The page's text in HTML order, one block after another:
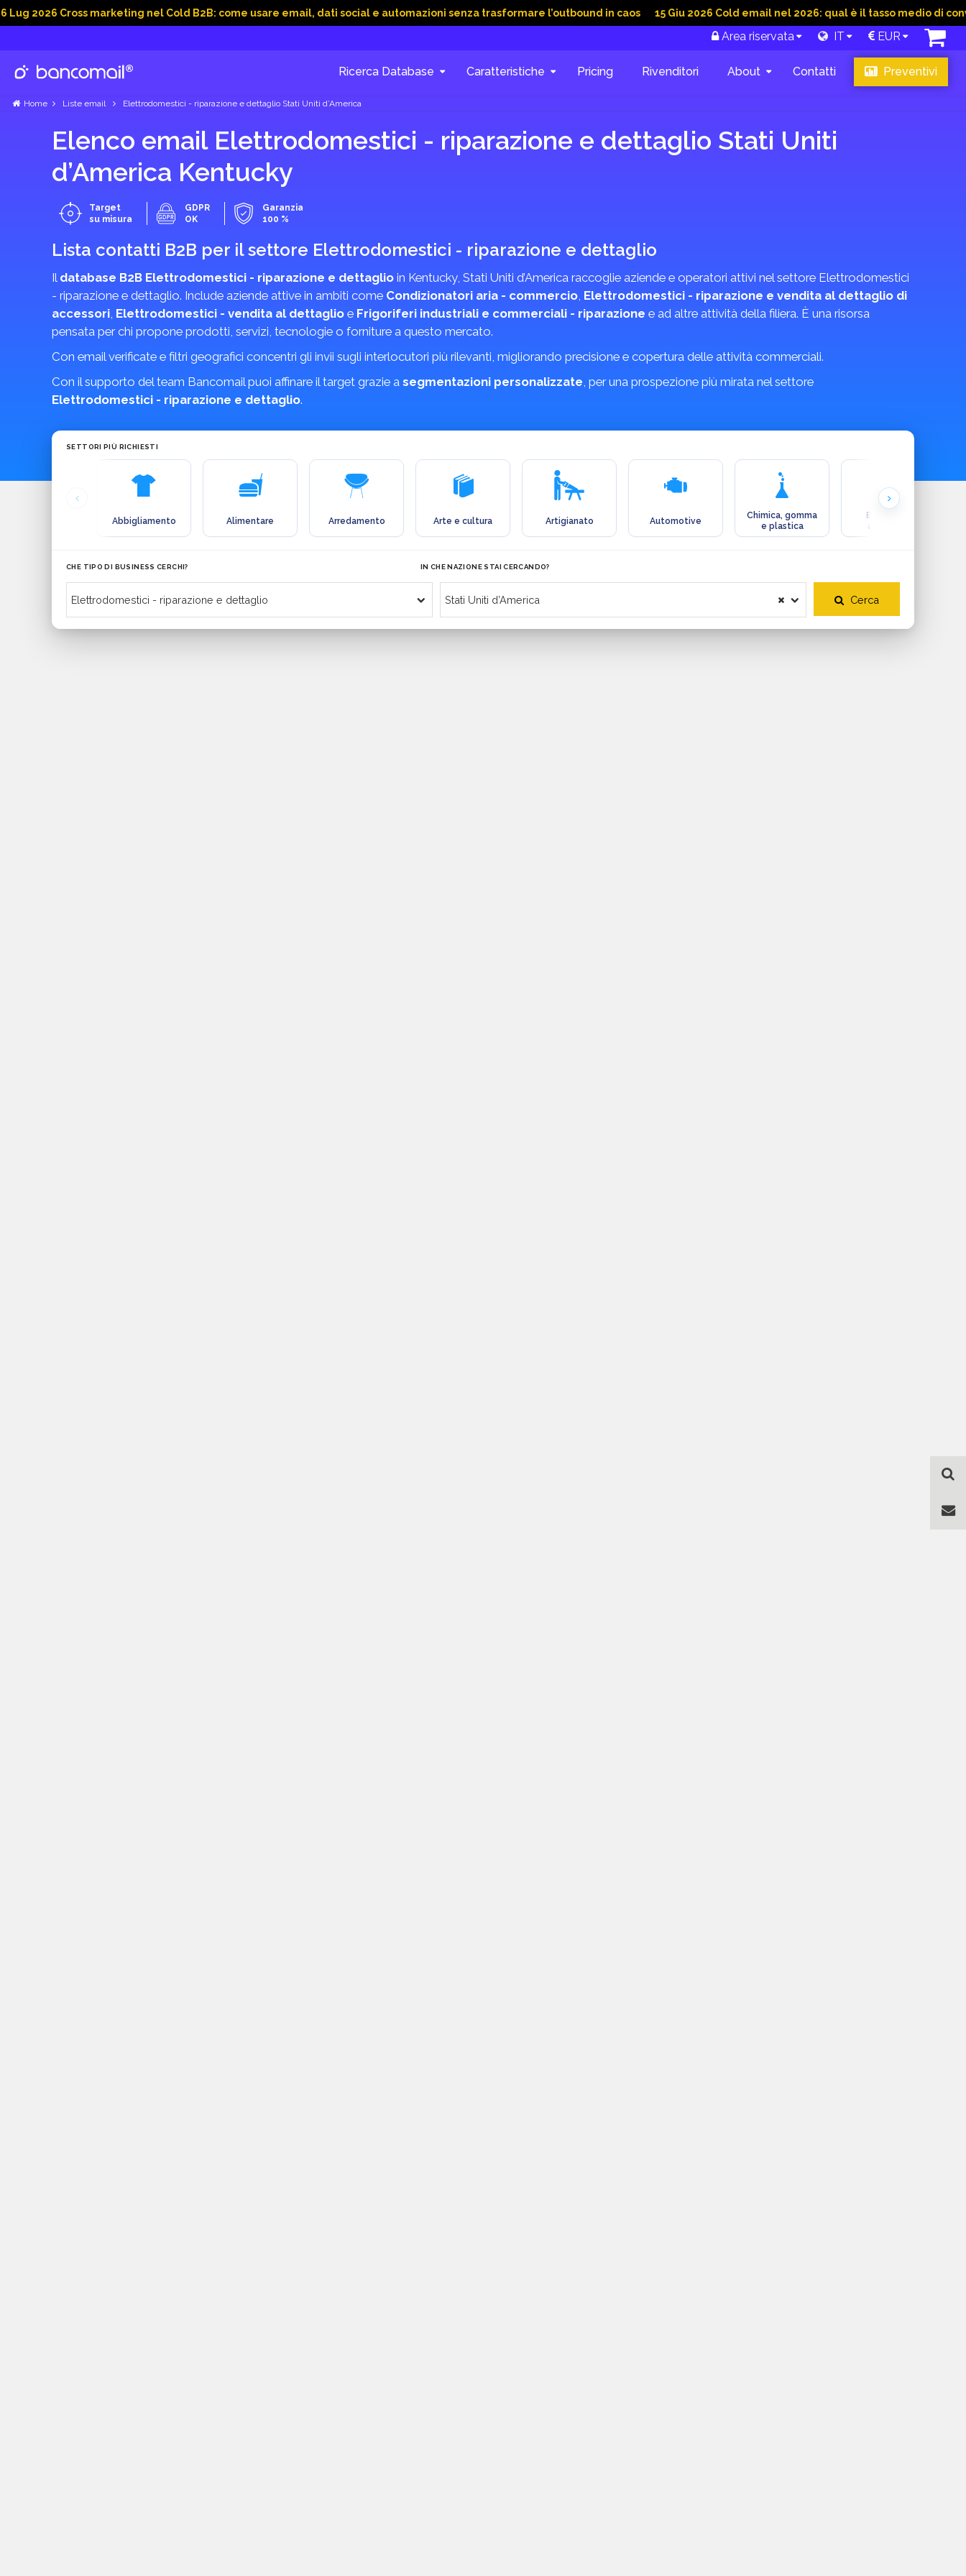
Cross marketing nel Cold B2B: come usare email, dati social e automazioni senza trasformare l’outbound in caos 15 Giu 2026 Cold email nel 2026: qual è il tasso medio di conversione
Area riservata IT EUR
Ricerca Database Caratteristiche Pricing Rivenditori About Contatti Preventivi
Sblocca il -60%!
Home Liste email Elettrodomestici - riparazione e dettaglio Stati Uniti d’America
Elenco email Elettrodomestici - riparazione e dettaglio Stati Uniti
d’America Kentucky
Target
su misura
GDPR
OK
Garanzia
100 %
Lista contatti B2B per il settore Elettrodomestici - riparazione e dettaglio
Il database B2B Elettrodomestici - riparazione e dettaglio in Kentucky, Stati Uniti d’America raccoglie aziende e operatori attivi nel settore Elettrodomestici
- riparazione e dettaglio. Include aziende attive in ambiti come Condizionatori aria - commercio, Elettrodomestici - riparazione e vendita al dettaglio di
accessori, Elettrodomestici - vendita al dettaglio e Frigoriferi industriali e commerciali - riparazione e ad altre attività della filiera. È una risorsa
pensata per chi propone prodotti, servizi, tecnologie o forniture a questo mercato.
Con email verificate e filtri geografici concentri gli invii sugli interlocutori più rilevanti, migliorando precisione e copertura delle attività commerciali.
Con il supporto del team Bancomail puoi affinare il target grazie a segmentazioni personalizzate, per una prospezione più mirata nel settore
Elettrodomestici - riparazione e dettaglio.
SETTORI PIÙ RICHIESTI
Abbigliamento Alimentare Arredamento Arte e cultura Artigianato Automotive
Chimica, gomma
e plastica
Ecologia e
ambiente
CHE TIPO DI BUSINESS CERCHI? IN CHE NAZIONE STAI CERCANDO?
Cerca